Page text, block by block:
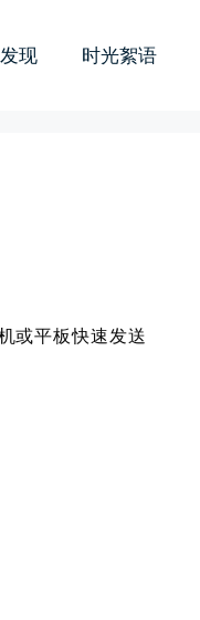
现 时光絮语
或平板快速发送